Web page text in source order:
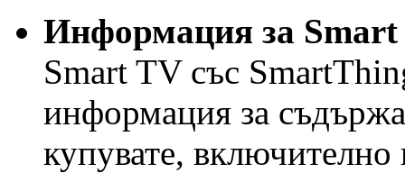
Информация за
Smart TV със
информация за
купувате, включително